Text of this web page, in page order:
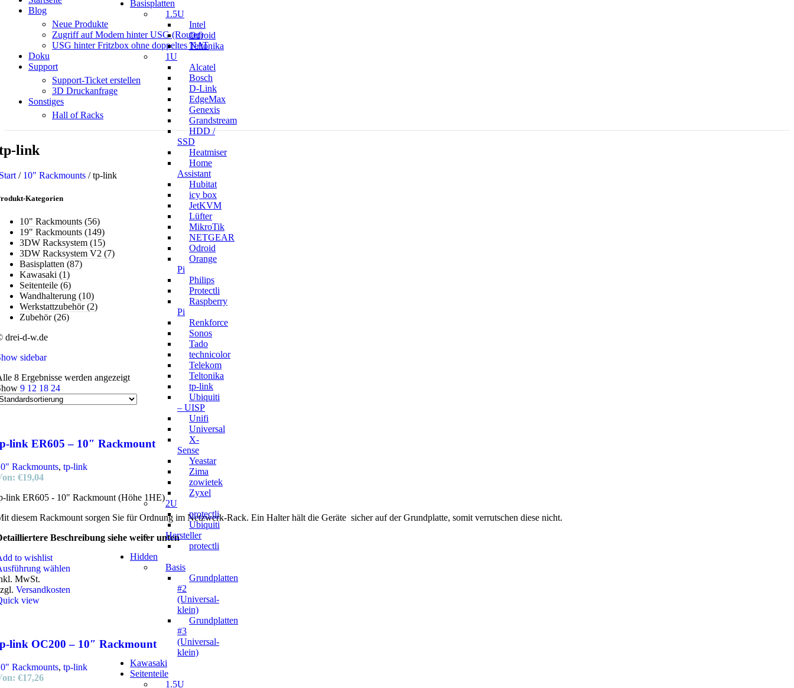
Basisplatten
1.5U
Intel
Odroid
Teltonika
1U
Alcatel
Bosch
D-Link
EdgeMax
Genexis
Grandstream
HDD /
SSD
Heatmiser
Home
Assistant
Hubitat
icy box
JetKVM
Lüfter
MikroTik
NETGEAR
Odroid
Orange
Pi
Philips
Protectli
Raspberry
Pi
Renkforce
Sonos
Tado
technicolor
Telekom
Teltonika
tp-link
Ubiquiti
– UISP
Unifi
Universal
X-
Sense
Yeastar
Zima
zowietek
Zyxel
2U
protectli
Ubiquiti
Hersteller
protectli
Hidden
Basis
Grundplatten
#2
(Universal-
klein)
Grundplatten
#3
(Universal-
klein)
Kawasaki
Seitenteile
1.5U
Blog
Neue Produkte
Zugriff auf Modem hinter USG (Router)
USG hinter Fritzbox ohne doppeltes NAT
Doku
Support
Support-Ticket erstellen
3D Druckanfrage
Sonstiges
Hall of Racks
link
/ 10" Rackmounts / tp-link
Kategorien
10" Rackmounts (56)
19" Rackmounts (149)
3DW Racksystem (15)
3DW Racksystem V2 (7)
Basisplatten (87)
Kawasaki (1)
Seitenteile (6)
Wandhalterung (10)
Werkstattzubehör(2)
Zubehör(26)
drei-d-w.de
sidebar
8 Ergebnisse werden angezeigt
9 12 18 24
link ER605 – 10″ Rackmount
Rackmounts, tp-link
€19,04
link ER605 - 10" Rackmount (Höhe 1HE)
diesem Rackmount sorgen Sie für Ordnung im Netzwerk-Rack. Ein Halter hält die Geräte sicher auf der Grundplatte, somit verrutschen diese nicht.
Beschreibung siehe weiter unten
to wishlist
wählen
MwSt.
Versandkosten
view
link OC200 – 10″ Rackmount
Rackmounts, tp-link
€17,26